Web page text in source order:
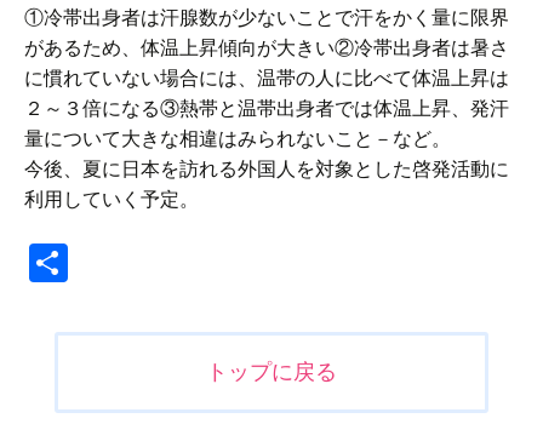
①冷帯出身者は汗腺数が少ないことで汗をかく量に限界
があるため、体温上昇傾向が大きい②冷帯出身者は暑さ
に慣れていない場合には、温帯の人に比べて体温上昇は
２～３倍になる③熱帯と温帯出身者では体温上昇、発汗
量について大きな相違はみられないこと－など。
今後、夏に日本を訪れる外国人を対象とした啓発活動に
利用していく予定。
トップに戻る